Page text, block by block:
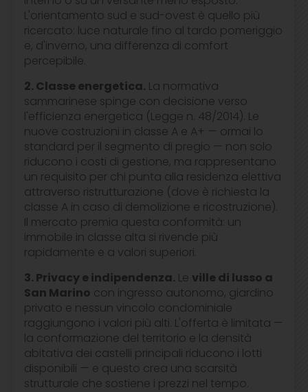
L'orientamento sud e sud-ovest è quello più
ricercato: luce naturale fino al tardo pomeriggio
e, d'inverno, una differenza di comfort
percepibile.
2. Classe energetica. La normativa
sammarinese spinge con decisione verso
l'efficienza energetica (Legge n. 48/2014). Le
nuove costruzioni in classe A e A+ — ormai lo
standard per il segmento di pregio — non solo
riducono i costi di gestione, ma rappresentano
un requisito per chi punta alla residenza elettiva
attraverso ristrutturazione (dove è richiesta la
classe A in caso di demolizione e ricostruzione).
Il mercato premia questa conformità: un
immobile in classe alta si rivende più
rapidamente e a valori superiori.
3. Privacy e indipendenza. Le ville di lusso a
San Marino con ingresso autonomo, giardino
privato e nessun vincolo condominiale
raggiungono i valori più alti. L'offerta è limitata —
la conformazione del territorio e la densità
abitativa dei castelli principali riducono i lotti
disponibili — e questo crea una scarsità
strutturale che sostiene i prezzi nel tempo.